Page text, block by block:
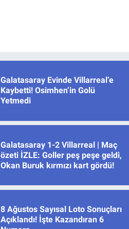
Galatasaray Evinde Villarreal’e
Kaybetti! Osimhen’in Golü
Yetmedi
Galatasaray 1-2 Villarreal | Maç
özeti İZLE: Goller peş peşe geldi,
Okan Buruk kırmızı kart gördü!
8 Ağustos Sayısal Loto Sonuçları
Açıklandı! İşte Kazandıran 6